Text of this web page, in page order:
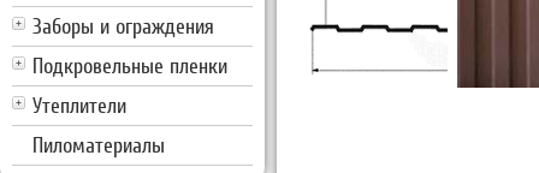
Заборы и ограждения
Подкровельные пленки
Утеплители
Пиломатериалы